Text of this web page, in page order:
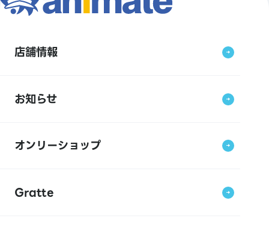
店舗情報
お知らせ
オンリーショップ
Gratte